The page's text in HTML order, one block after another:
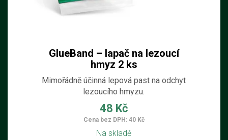
GlueBand – lapač na lezoucí
hmyz 2 ks
Mimořádně účinná lepová past na odchyt
lezoucího hmyzu.
48 Kč
Cena bez DPH: 40 Kč
Na skladě